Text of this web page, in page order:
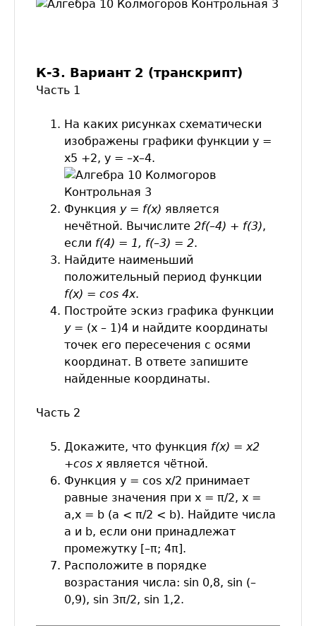
К-3. Вариант 2 (транскрипт)
Часть 1
На каких рисунках схематически
изображены графики функции у =
х5 +2, у = –х–4.
Функция y = f(x) является
нечётной. Вычислите 2f(–4) + f(3),
если f(4) = 1, f(–3) = 2.
Найдите наименьший
положительный период функции
f(x) = cos 4x.
Постройте эскиз графика функции
y= (x – 1)4 и найдите координаты
точек его пересечения с осями
координат. В ответе запишите
найденные координаты.
Часть 2
Докажите, что функция f(х) = х2
+cosxявляется чётной.
Функция у = cos x/2 принимает
равные значения при х = π/2, х =
а,х = b (а < π/2 < b). Найдите числа
а и b, если они принадлежат
промежутку [–π; 4π].
Расположите в порядке
возрастания числа: sin 0,8, sin (–
0,9), sin 3π/2, sin 1,2.